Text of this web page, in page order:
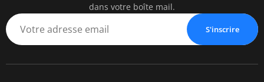
dans votre boîte mail.
S'inscrire